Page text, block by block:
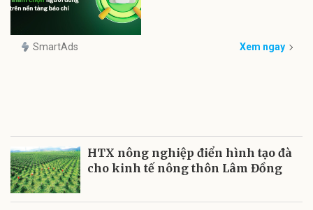
SmartAds Xem ngay
HTX nông nghiệp điển hình tạo đà
cho kinh tế nông thôn Lâm Đồng